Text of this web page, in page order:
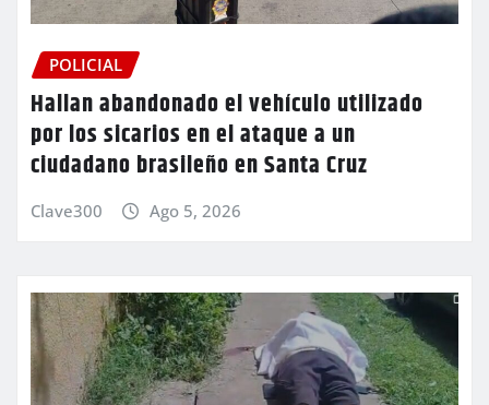
POLICIAL
Hallan abandonado el vehículo utilizado
por los sicarios en el ataque a un
ciudadano brasileño en Santa Cruz
Clave300 Ago 5, 2026